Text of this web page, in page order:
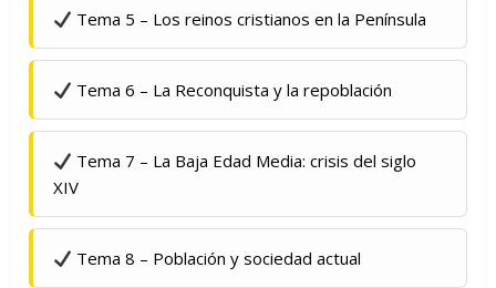
Tema 5 – Los reinos cristianos en la Península
Tema 6 – La Reconquista y la repoblación
Tema 7 – La Baja Edad Media: crisis del siglo
XIV
Tema 8 – Población y sociedad actual